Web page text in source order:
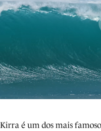
Kirra é um dos mais